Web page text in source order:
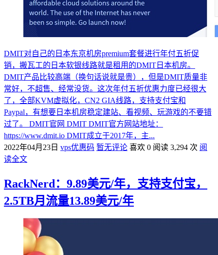
DMIT对自己的日本东京机房premium套餐进行年付五折促
销，搬瓦工的日本软银线路就是租用的DMIT日本机房。
DMIT产品比较高端（换句话说就是贵），但是DMIT质量非
常好，不超售、经常没货。这次年付五折优惠力度已经很大
了，全部KVM虚拟化，CN2 GIA线路，支持支付宝和
Paypal，有想要日本机房稳定建站、看视频、玩游戏的不要错
过了。 DMIT官网 DMIT DMIT官方网站地址：
https://www.dmit.io DMIT成立于2017年，主...
2022年04月23日 vps优惠码 暂无评论 喜欢 0 阅读 3,294 次 阅
读全文
RackNerd：9.89美元/年，支持支付宝，
2.5TB月流量13.89美元/年